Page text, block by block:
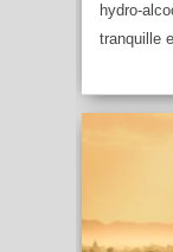
hydro-
tranquille